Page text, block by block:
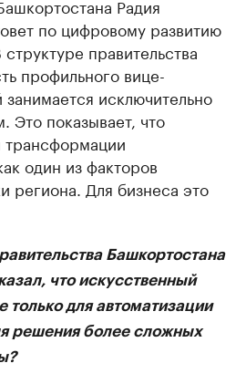
Радия
по цифровому развитию
правительства
профильного вице-
исключительно
Это показывает, что
один из факторов
региона. Для бизнеса это
Башкортостана
что искусственный
только для автоматизации
решения более сложных